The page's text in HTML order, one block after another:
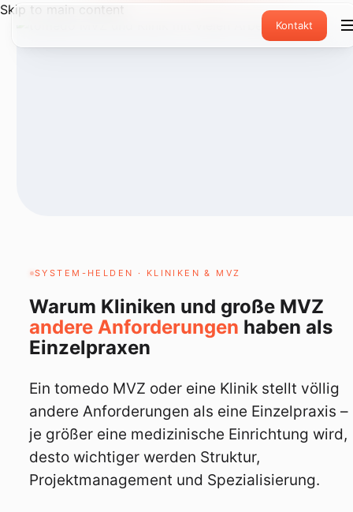
Skip to main content
Kontakt
SYSTEM-HELDEN · KLINIKEN & MVZ
Warum Kliniken und große MVZ
andere Anforderungen haben als
Einzelpraxen
Ein tomedo MVZ oder eine Klinik stellt völlig
andere Anforderungen als eine Einzelpraxis –
je größer eine medizinische Einrichtung wird,
desto wichtiger werden Struktur,
Projektmanagement und Spezialisierung.